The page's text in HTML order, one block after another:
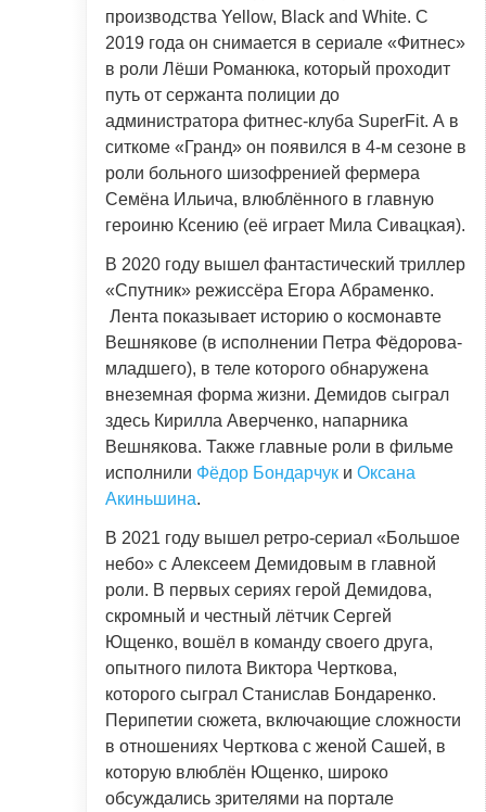
производства Yellow, Black and White. С
2019 года он снимается в сериале «Фитнес»
в роли Лёши Романюка, который проходит
путь от сержанта полиции до
администратора фитнес-клуба SuperFit. А в
ситкоме «Гранд» он появился в 4-м сезоне в
роли больного шизофренией фермера
Семёна Ильича, влюблённого в главную
героиню Ксению (её играет Мила Сивацкая).
В 2020 году вышел фантастический триллер
«Спутник» режиссёра Егора Абраменко.
Лента показывает историю о космонавте
Вешнякове (в исполнении Петра Фёдорова-
младшего), в теле которого обнаружена
внеземная форма жизни. Демидов сыграл
здесь Кирилла Аверченко, напарника
Вешнякова. Также главные роли в фильме
исполнили Фёдор Бондарчук и Оксана
Акиньшина.
В 2021 году вышел ретро-сериал «Большое
небо» с Алексеем Демидовым в главной
роли. В первых сериях герой Демидова,
скромный и честный лётчик Сергей
Ющенко, вошёл в команду своего друга,
опытного пилота Виктора Черткова,
которого сыграл Станислав Бондаренко.
Перипетии сюжета, включающие сложности
в отношениях Черткова с женой Сашей, в
которую влюблён Ющенко, широко
обсуждались зрителями на портале